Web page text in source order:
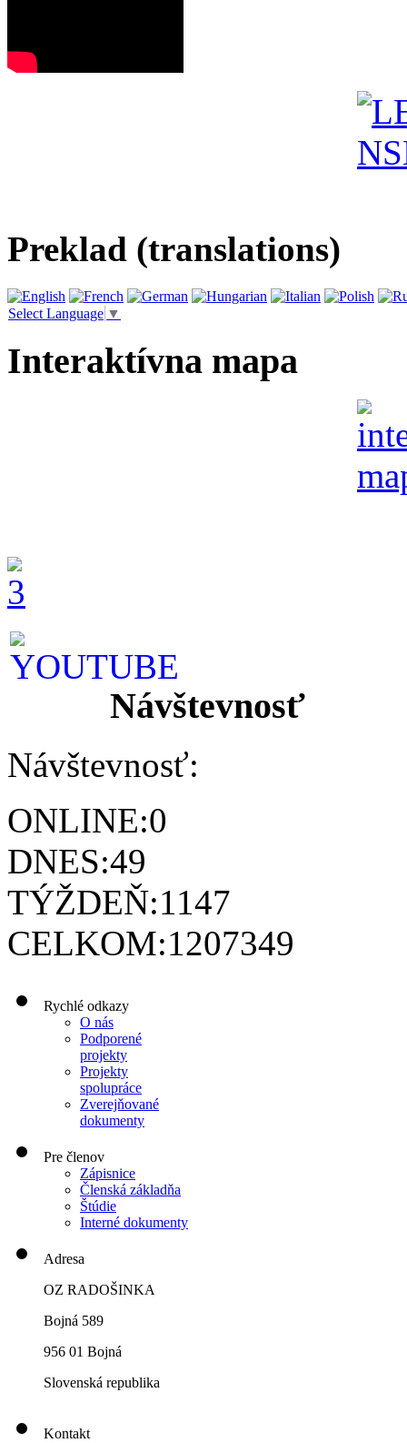
Preklad (translations)
Select Language ▼
Interaktívna mapa
Návštevnosť
Návštevnosť:
ONLINE:0
DNES:49
TÝŽDEŇ:1147
CELKOM:1207349
Rychlé odkazy
O nás
Podporené
projekty
Projekty
spolupráce
Zverejňované
dokumenty
Pre členov
Zápisnice
Členská základňa
Štúdie
Interné dokumenty
Adresa
OZ RADOŠINKA
Bojná 589
956 01 Bojná
Slovenská republika
Kontakt